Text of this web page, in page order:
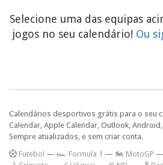
Selecione uma das equipas
jogos no seu calendário! Ou
Calendários desportivos grátis para o seu
Calendar, Apple Calendar, Outlook,
Sempre atualizados, e sem criar conta.
Futebol — 🏎️ Formula 1 — 🏍 MotoGP —